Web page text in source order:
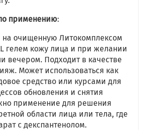
применению:
на очищенную Литокомплексом
гелем кожу лица и при желании
вечером. Подходит в качестве
Может использоваться как
средство или курсами для
обновления и снятия
применение для решения
области лица или тела, где
с декспантенолом.